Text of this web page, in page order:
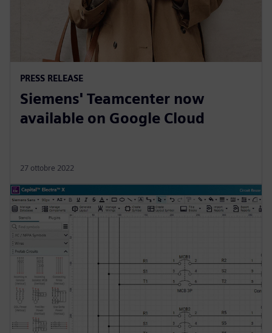
PRESS RELEASE
Siemens' Teamcenter now
available on Google Cloud
27 ottobre 2022